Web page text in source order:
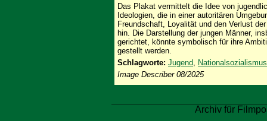
Das Plakat vermittelt die Idee von
Ideologien, die in einer autoritären
Freundschaft, Loyalität und den Verlust
hin. Die Darstellung der jungen Männer,
gerichtet, könnte symbolisch für ihre
gestellt werden.
Schlagworte: Jugend, Nationalsozialismus
Image Describer 08/2025
Archiv für